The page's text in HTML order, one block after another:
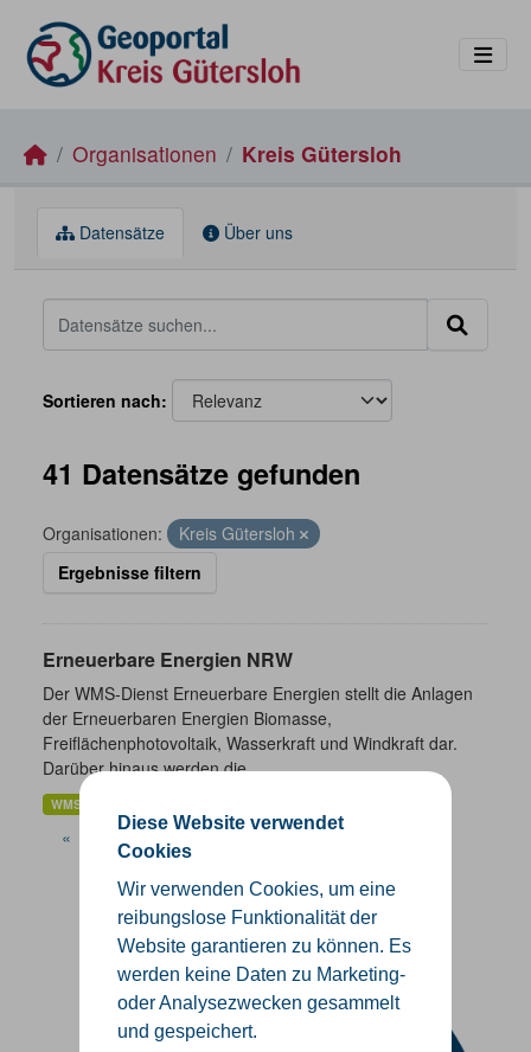
Diese Website verwendet
Cookies
Wir verwenden Cookies, um eine
reibungslose Funktionalität der
Website garantieren zu können. Es
werden keine Daten zu Marketing-
oder Analysezwecken gesammelt
und gespeichert.
Organisationen Kreis Gütersloh
Datensätze Über uns
Sortieren nach
41 Datensätze gefunden
Organisationen:
Kreis Gütersloh
Ergebnisse filtern
Erneuerbare Energien NRW
Der WMS-Dienst Erneuerbare Energien stellt die Anlagen
der Erneuerbaren Energien Biomasse,
Freiflächenphotovoltaik, Wasserkraft und Windkraft dar.
Darüber hinaus werden die...
WMS
« 2 3